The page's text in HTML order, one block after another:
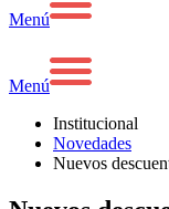
Menú
Menú
Institucional
Novedades
Nuevos